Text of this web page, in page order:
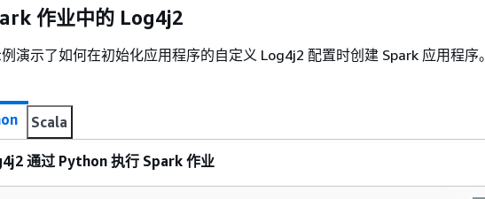
作业中的 Log4j2
演示了如何在初始化应用程序的自定义 Log4j2 配置时创建 Spark 应用程序。
Scala
通过 Python 执行 Spark 作业